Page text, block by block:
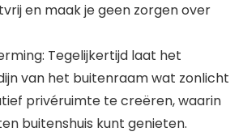
en maak je geen zorgen over
Tegelijkertijd laat het
van het buitenraam wat zonlicht
privéruimte te creëren, waarin
buitenshuis kunt genieten.